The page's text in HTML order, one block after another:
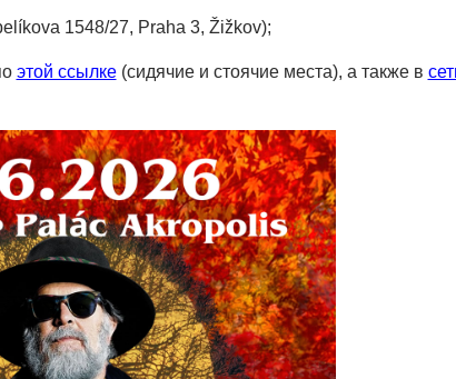
1548/27, Praha 3, Žižkov);
этой ссылке(сидячие и стоячие места), а также в